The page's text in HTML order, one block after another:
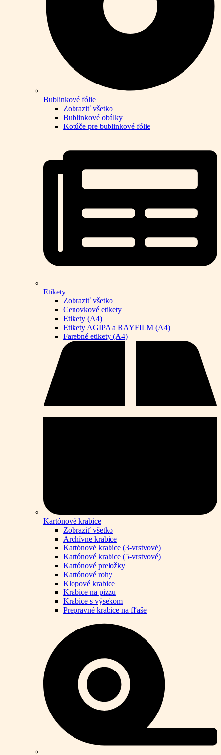
Bublinkové fólie
Zobraziť všetko
Bublinkové obálky
Kotúče pre bublinkové fólie
Etikety
Zobraziť všetko
Cenovkové etikety
Etikety (A4)
Etikety AGIPA a RAYFILM (A4)
Farebné etikety (A4)
Kartónové krabice
Zobraziť všetko
Archívne krabice
Kartónové krabice (3-vrstvové)
Kartónové krabice (5-vrstvové)
Kartónové preložky
Kartónové rohy
Klopové krabice
Krabice na pizzu
Krabice s výsekom
Prepravné krabice na fľaše